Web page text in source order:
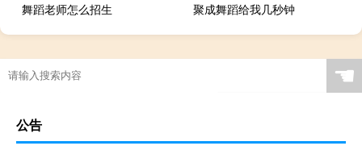
舞蹈老师怎么招生
聚成舞蹈给我几秒钟
☚
公告